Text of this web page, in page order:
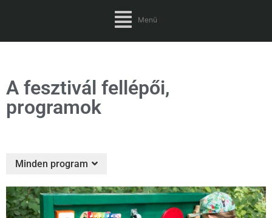
Menü
A fesztivál fellépői,
programok
Minden program